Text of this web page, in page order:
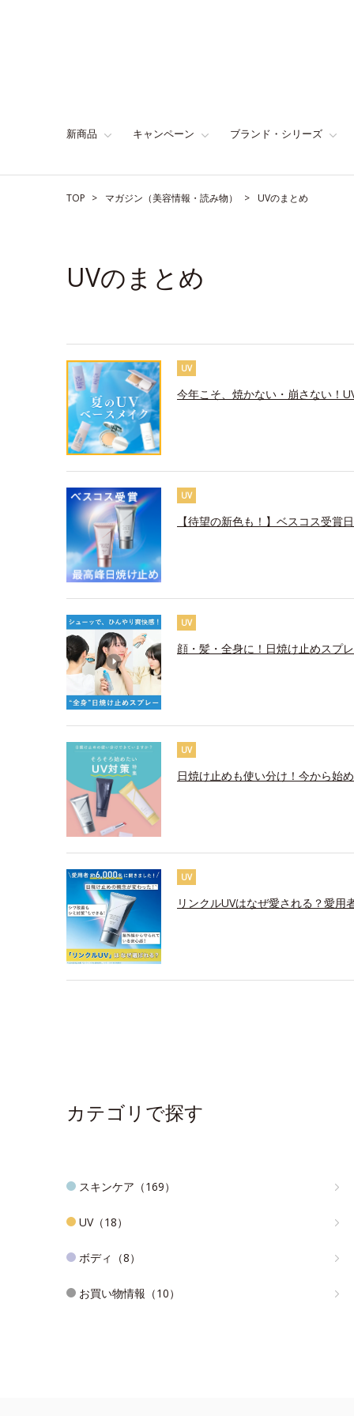
新商品 キャンペーン ブランド・シリーズ
TOP マガジン（美容情報・読み物） UVのまとめ
UVのまとめ
UV
今年こそ、焼かない・崩さない！
UV
【待望の新色も！】ベスコス受賞
UV
顔・髪・全身に！日焼け止めスプ
UV
日焼け止めも使い分け！今から始
UV
リンクルUVはなぜ愛される？愛
カテゴリで探す
スキンケア（169）
UV（18）
ボディ（8）
お買い物情報（10）